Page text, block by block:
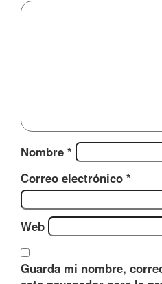
Nombre *
Correo electrónico *
Web
Guarda mi nombre,